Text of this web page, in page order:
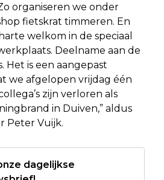
organiseren we onder
fietskrat timmeren. En
welkom in de speciaal
Deelname aan de
Het is een aangepast
we afgelopen vrijdag één
zijn verloren als
in Duiven,” aldus
Peter Vuijk.
dagelijkse